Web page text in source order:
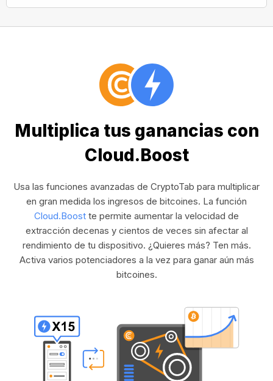
Multiplica tus ganancias con
Cloud.Boost
Usa las funciones avanzadas de CryptoTab para multiplicar
en gran medida los ingresos de bitcoines. La función
Cloud.Boost te permite aumentar la velocidad de
extracción decenas y cientos de veces sin afectar al
rendimiento de tu dispositivo. ¿Quieres más? Ten más.
Activa varios potenciadores a la vez para ganar aún más
bitcoines.